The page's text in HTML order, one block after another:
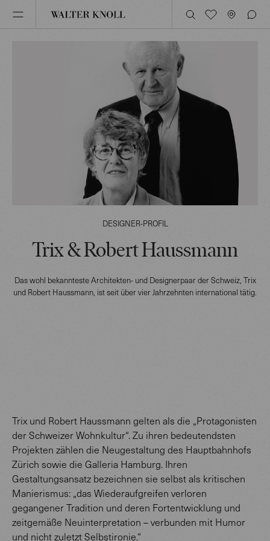
DESIGNER-PROFIL
Trix & Robert Haussmann
Das wohl bekannteste Architekten- und Designerpaar der Schweiz, Trix
und Robert Haussmann, ist seit über vier Jahrzehnten international tätig.
Trix und Robert Haussmann gelten als die „Protagonisten
der Schweizer Wohnkultur“. Zu ihren bedeutendsten
Projekten zählen die Neugestaltung des Hauptbahnhofs
Zürich sowie die Galleria Hamburg. Ihren
Gestaltungsansatz bezeichnen sie selbst als kritischen
Manierismus: „das Wiederaufgreifen verloren
gegangener Tradition und deren Fortentwicklung und
zeitgemäße Neuinterpretation – verbunden mit Humor
und nicht zuletzt Selbstironie.“